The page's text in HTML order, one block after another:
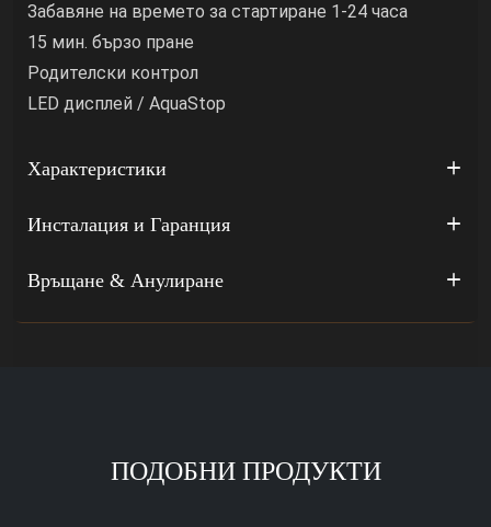
Забавяне на времето за стартиране 1-24 часа
15 мин. бързо пране
Родителски контрол
LED дисплей / AquaStop
Характеристики
Инсталация и Гаранция
Връщане & Анулиране
ПОДОБНИ ПРОДУКТИ